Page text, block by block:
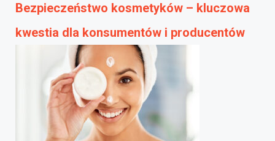
Bezpieczeństwo kosmetyków – kluczowa
kwestia dla konsumentów i producentów